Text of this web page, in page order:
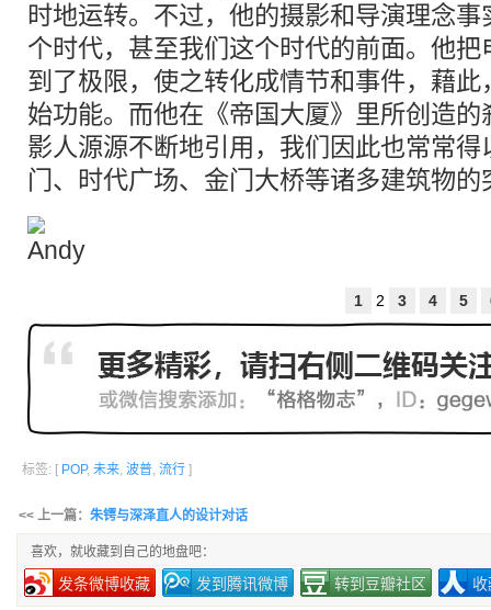
时地运转。不过，他的摄影和导演理念
个时代，甚至我们这个时代的前面。他
到了极限，使之转化成情节和事件，藉
始功能。而他在《帝国大厦》里所创造
影人源源不断地引用，我们因此也常常
门、时代广场、金门大桥等诸多建筑物的
1 2 3 4 5
标签: [ POP, 未来, 波普, 流行 ]
<< 上一篇： 朱锷与深泽直人的设计对话
喜欢，就收藏到自己的地盘吧：
发条微博收藏 发到腾讯微博 转到豆瓣社区